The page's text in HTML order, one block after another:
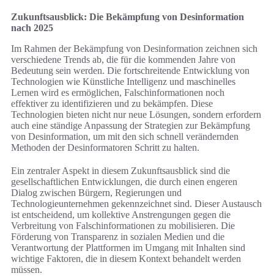
Zukunftsausblick: Die Bekämpfung von Desinformation
nach 2025
Im Rahmen der Bekämpfung von Desinformation zeichnen sich
verschiedene Trends ab, die für die kommenden Jahre von
Bedeutung sein werden. Die fortschreitende Entwicklung von
Technologien wie Künstliche Intelligenz und maschinelles
Lernen wird es ermöglichen, Falschinformationen noch
effektiver zu identifizieren und zu bekämpfen. Diese
Technologien bieten nicht nur neue Lösungen, sondern erfordern
auch eine ständige Anpassung der Strategien zur Bekämpfung
von Desinformation, um mit den sich schnell verändernden
Methoden der Desinformatoren Schritt zu halten.
Ein zentraler Aspekt in diesem Zukunftsausblick sind die
gesellschaftlichen Entwicklungen, die durch einen engeren
Dialog zwischen Bürgern, Regierungen und
Technologieunternehmen gekennzeichnet sind. Dieser Austausch
ist entscheidend, um kollektive Anstrengungen gegen die
Verbreitung von Falschinformationen zu mobilisieren. Die
Förderung von Transparenz in sozialen Medien und die
Verantwortung der Plattformen im Umgang mit Inhalten sind
wichtige Faktoren, die in diesem Kontext behandelt werden
müssen.